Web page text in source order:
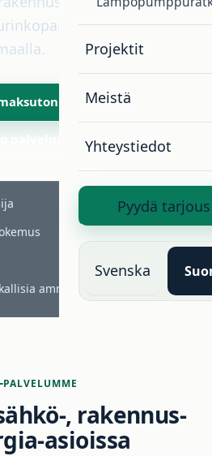
Projektit
Meistä
Yhteystiedot
Pyydä tarjous
Svenska
koko Vaasan
tarjous
palvelumme
ammattilaisia
PALVELUMME
, rakennus-
asioissa